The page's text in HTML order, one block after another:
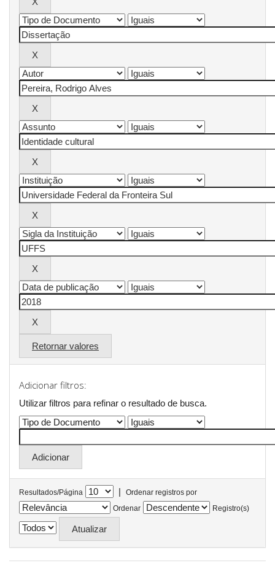
Retornar valores
Adicionar filtros:
Utilizar filtros para refinar o resultado de busca.
Resultados/Página |
Ordenar registros por
Ordenar
Registro(s)